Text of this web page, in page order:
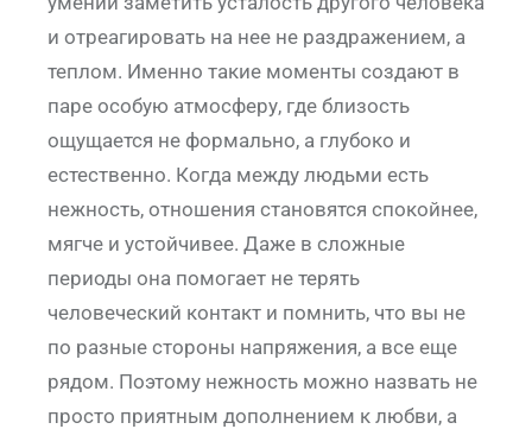
и отреагировать на нее не раздражением, а
теплом. Именно такие моменты создают в
паре особую атмосферу, где близость
ощущается не формально, а глубоко и
естественно. Когда между людьми есть
нежность, отношения становятся спокойнее,
мягче и устойчивее. Даже в сложные
периоды она помогает не терять
человеческий контакт и помнить, что вы не
по разные стороны напряжения, а все еще
рядом. Поэтому нежность можно назвать не
просто приятным дополнением к любви, а